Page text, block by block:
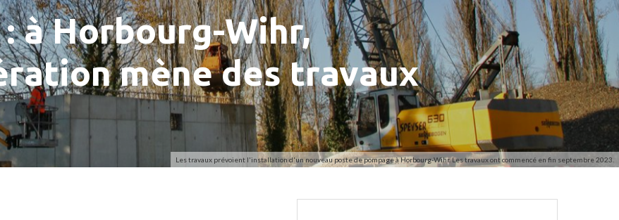
Les travaux prévoient l'installation d'un nouveau poste de pompage à Horbourg-Wihr. Les travaux ont commencé en fin septembre 2023.
à Horbourg-Wihr,
mène des travaux